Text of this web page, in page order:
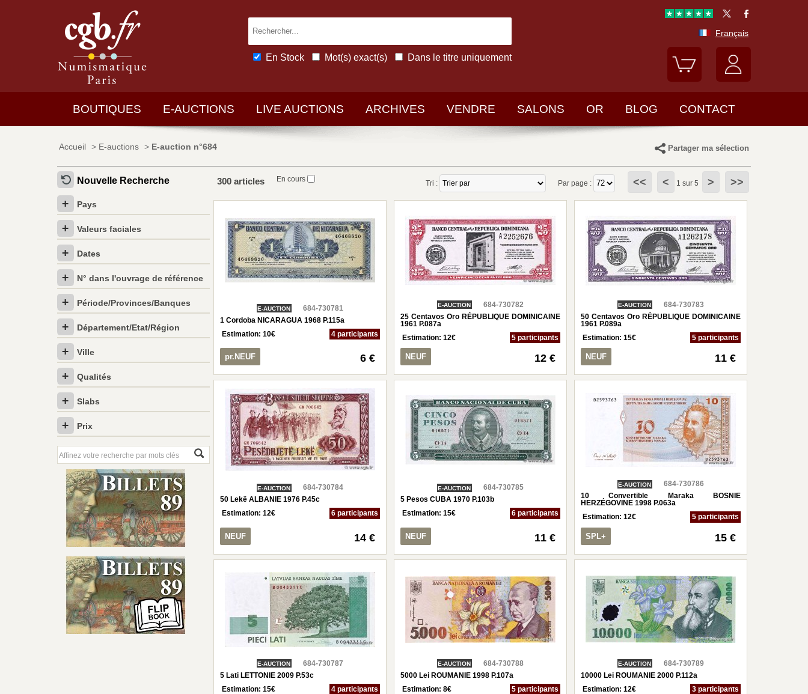
En Stock Mot(s) exact(s) Dans le titre uniquement
Français
BOUTIQUES E-AUCTIONS LIVE AUCTIONS ARCHIVES VENDRE SALONS OR BLOG CONTACT
Accueil > E-auctions > E-auction n°684 Partager ma sélection
Nouvelle Recherche
Pays
Valeurs faciales
Dates
N° dans l'ouvrage de référence
Période/Provinces/Banques
Département/Etat/Région
Ville
Qualités
Slabs
Prix
300 articles En cours Tri : Par page : << < 1 sur 5 > >>
E-AUCTION
684-730781
1 Cordoba NICARAGUA 1968 P.115a
Estimation:10€ 4 participants
pr.NEUF 6 €
E-AUCTION
684-730782
25 Centavos Oro RÉPUBLIQUE DOMINICAINE
1961 P.087a
Estimation:12€ 5 participants
NEUF 12 €
E-AUCTION
684-730783
50 Centavos Oro RÉPUBLIQUE DOMINICAINE
1961 P.089a
Estimation:15€ 5 participants
NEUF 11 €
E-AUCTION
684-730784
50 Lekë ALBANIE 1976 P.45c
Estimation:12€ 6 participants
NEUF 14 €
E-AUCTION
684-730785
5 Pesos CUBA 1970 P.103b
Estimation:15€ 6 participants
NEUF 11 €
E-AUCTION
684-730786
10 Convertible Maraka BOSNIE
HERZÉGOVINE 1998 P.063a
Estimation:12€ 5 participants
SPL+ 15 €
E-AUCTION
684-730787
5 Lati LETTONIE 2009 P.53c
Estimation:15€ 4 participants
E-AUCTION
684-730788
5000 Lei ROUMANIE 1998 P.107a
Estimation:8€ 5 participants
E-AUCTION
684-730789
10000 Lei ROUMANIE 2000 P.112a
Estimation:12€ 3 participants